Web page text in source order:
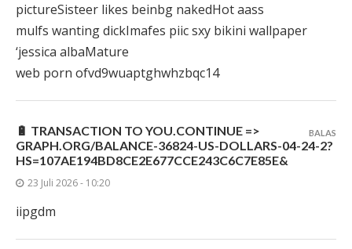
pictureSisteer likes beinbg nakedHot aass
mulfs wanting dickImafes piic sxy bikini wallpaper
‘jessica albaMature
web porn ofvd9wuaptghwhzbqc14
🔋 TRANSACTION TO YOU.CONTINUE =>
GRAPH.ORG/BALANCE-36824-US-DOLLARS-04-24-2?
HS=107AE194BD8CE2E677CCE243C6C7E85E&
23 Juli 2026 - 10:20
iipgdm
BALAS